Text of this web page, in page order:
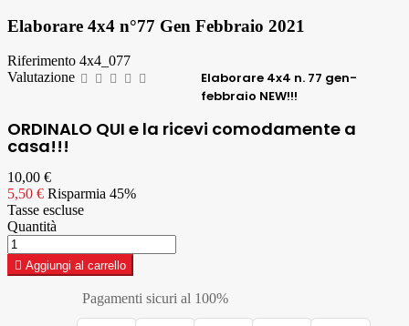
Elaborare 4x4 n°77 Gen Febbraio 2021
Riferimento 4x4_077
Valutazione
Elaborare 4x4 n. 77 gen-
febbraio NEW!!!
ORDINALO QUI e la ricevi comodamente a
casa!!!
10,00 €
5,50 € Risparmia 45%
Tasse escluse
Quantità
 Aggiungi al carrello
Pagamenti sicuri al 100%